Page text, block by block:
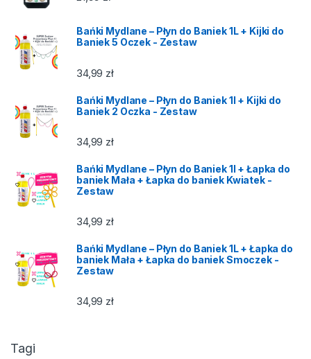
Bańki Mydlane – Płyn do Baniek 1L + Kijki do
Baniek 5 Oczek - Zestaw
34,99 zł
Bańki Mydlane – Płyn do Baniek 1l + Kijki do
Baniek 2 Oczka - Zestaw
34,99 zł
Bańki Mydlane – Płyn do Baniek 1l + Łapka do
baniek Mała + Łapka do baniek Kwiatek -
Zestaw
34,99 zł
Bańki Mydlane – Płyn do Baniek 1L + Łapka do
baniek Mała + Łapka do baniek Smoczek -
Zestaw
34,99 zł
Tagi